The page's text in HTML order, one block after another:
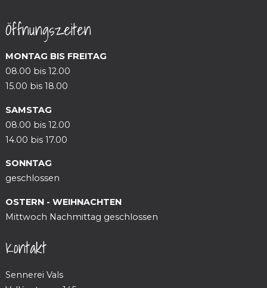
Öffnungszeiten
MONTAG BIS FREITAG
08.00 bis 12.00
15.00 bis 18.00
SAMSTAG
08.00 bis 12.00
14.00 bis 17.00
SONNTAG
geschlossen
OSTERN - WEIHNACHTEN
Mittwoch Nachmittag geschlossen
Kontakt
Sennerei Vals